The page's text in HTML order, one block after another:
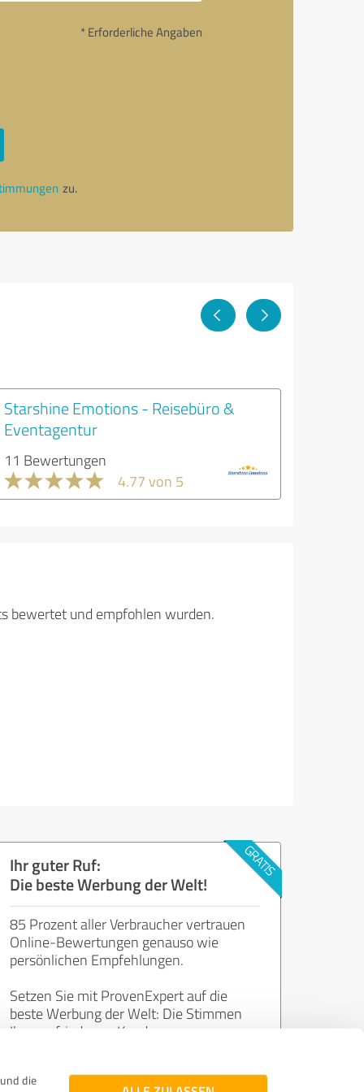
die
* Erforderliche Angaben
zu.
Starshine Emotions - Reisebüro &
Eventagentur
11 Bewertungen
4.77 von 5
bewertet und empfohlen wurden.
Ihr guter Ruf:
Die beste Werbung der Welt!
85 Prozent aller Verbraucher vertrauen
Online-Bewertungen genauso wie
persönlichen Empfehlungen.
Setzen Sie mit ProvenExpert auf die
beste Werbung der Welt: Die Stimmen
Ihrer zufriedenen Kunden.